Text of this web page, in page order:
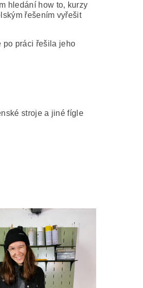
hledání how to, kurzy
řešením vyřešit
po práci řešila jeho
stroje a jiné fígle